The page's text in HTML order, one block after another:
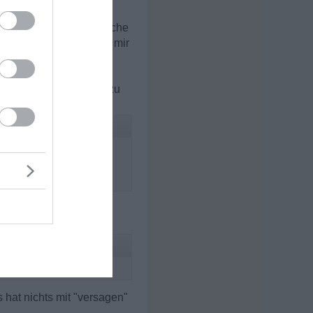
auf Wohnungssuche
- da erscheint bei mir
gibt es eine Menge zu
willst.
hat nichts mit "versagen"